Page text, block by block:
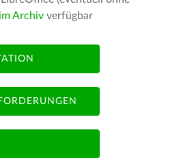
im Archiv verfügbar